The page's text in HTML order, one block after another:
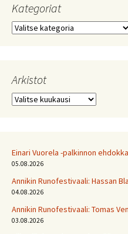
Kategoriat
Kategoriat
Arkistot
Arkistot
Einari Vuorela -palkinnon
05.08.2026
Annikin Runofestivaali: Has­san
04.08.2026
Annikin Runofestivaali: Tomas
03.08.2026